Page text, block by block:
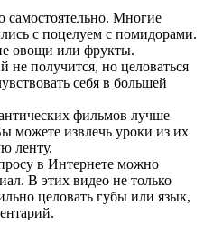
самостоятельно. Многие
с поцелуем с помидорами.
овощи или фрукты.
не получится, но целоваться
себя в большей
фильмов лучше
можете извлечь уроки из их
ленту.
в Интернете можно
В этих видео не только
целовать губы или язык,